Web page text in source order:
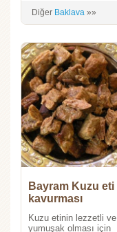
Diğer Baklava »»
Bayram Kuzu eti
kavurması
Kuzu etinin lezzetli ve
yumuşak olması için